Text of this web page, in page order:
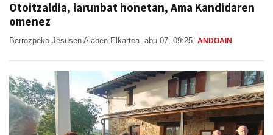
Otoitzaldia, larunbat honetan, Ama Kandidaren
omenez
Berrozpeko Jesusen Alaben Elkartea abu 07, 09:25 ANDOAIN